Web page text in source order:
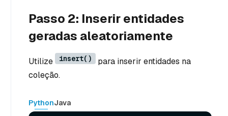
Passo 2: Inserir entidades
geradas aleatoriamente
Utilize insert()
para inserir entidades na
coleção.
PythonJava